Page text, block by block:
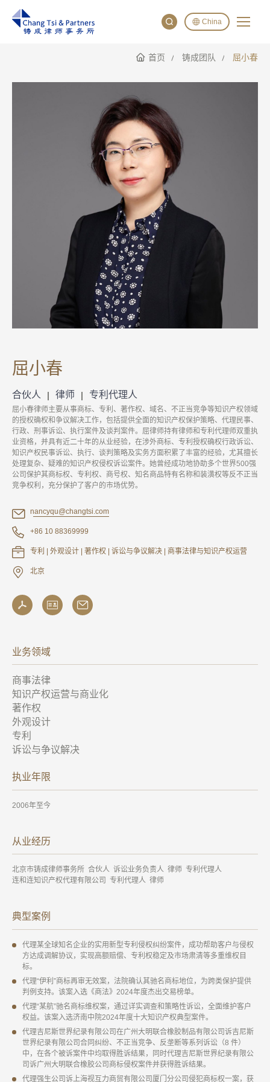
China
English
首页 铸成团队 屈小春
屈小春
合伙人 律师 专利代理人
屈小春律师主要从事商标、专利、著作权、域名、不正当竞争等知识产权领域
的授权确权和争议解决工作，包括提供全面的知识产权保护策略、代理民事、
行政、刑事诉讼、执行案件及谈判案件。屈律师持有律师和专利代理师双重执
业资格，并具有近二十年的从业经验，在涉外商标、专利授权确权行政诉讼、
知识产权民事诉讼、执行、谈判策略及实务方面积累了丰富的经验，尤其擅长
处理复杂、疑难的知识产权侵权诉讼案件。她曾经成功地协助多个世界500强
公司保护其商标权、专利权、商号权、知名商品特有名称和装潢权等反不正当
竞争权利，充分保护了客户的市场优势。
nancyqu@changtsi.com
+86 10 88369999
专利 | 外观设计 | 著作权 | 诉讼与争议解决 | 商事法律与知识产权运营
北京
业务领域
商事法律
知识产权运营与商业化
著作权
外观设计
专利
诉讼与争议解决
执业年限
2006年至今
从业经历
北京市铸成律师事务所 合伙人 诉讼业务负责人 律师 专利代理人
连和连知识产权代理有限公司 专利代理人 律师
典型案例
代理某全球知名企业的实用新型专利侵权纠纷案件，成功帮助客户与侵权
方达成调解协议，实现高额赔偿、专利权稳定及市场肃清等多重维权目
标。
代理“伊利”商标再审无效案，法院确认其驰名商标地位，为跨类保护提供
判例支持。该案入选《商法》2024年度杰出交易榜单。
代理“某航”驰名商标维权案，通过详实调查和策略性诉讼，全面维护客户
权益。该案入选济南中院2024年度十大知识产权典型案件。
代理吉尼斯世界纪录有限公司在广州大明联合橡胶制品有限公司诉吉尼斯
世界纪录有限公司合同纠纷、不正当竞争、反垄断等系列诉讼（8 件）
中，在各个被诉案件中均取得胜诉结果，同时代理吉尼斯世界纪录有限公
司诉广州大明联合橡胶公司商标侵权案件并获得胜诉结果。
代理强生公司诉上海视互力商贸有限公司厦门分公司侵犯商标权一案，获